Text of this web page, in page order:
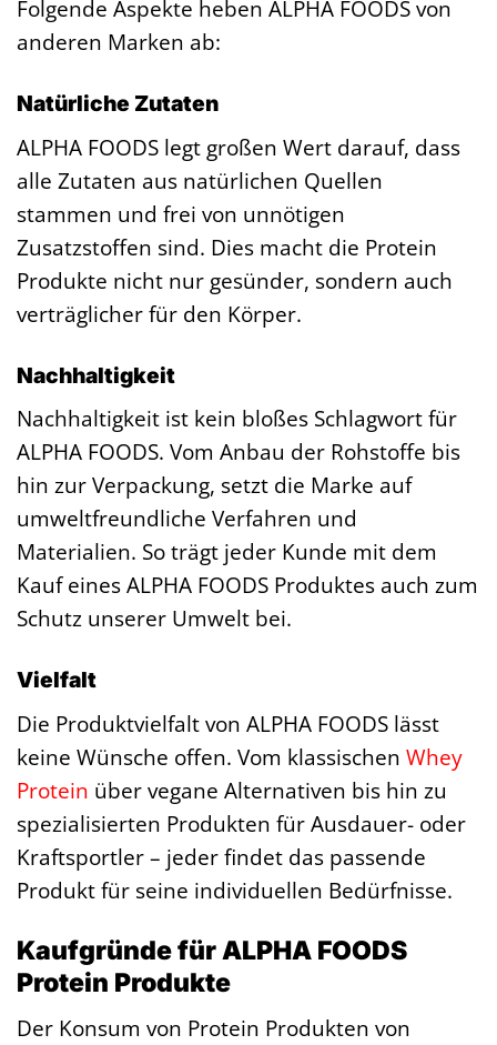
Folgende Aspekte heben ALPHA FOODS von
anderen Marken ab:
Natürliche Zutaten
ALPHA FOODS legt großen Wert darauf, dass
alle Zutaten aus natürlichen Quellen
stammen und frei von unnötigen
Zusatzstoffen sind. Dies macht die Protein
Produkte nicht nur gesünder, sondern auch
verträglicher für den Körper.
Nachhaltigkeit
Nachhaltigkeit ist kein bloßes Schlagwort für
ALPHA FOODS. Vom Anbau der Rohstoffe bis
hin zur Verpackung, setzt die Marke auf
umweltfreundliche Verfahren und
Materialien. So trägt jeder Kunde mit dem
Kauf eines ALPHA FOODS Produktes auch zum
Schutz unserer Umwelt bei.
Vielfalt
Die Produktvielfalt von ALPHA FOODS lässt
keine Wünsche offen. Vom klassischen Whey
Protein über vegane Alternativen bis hin zu
spezialisierten Produkten für Ausdauer- oder
Kraftsportler – jeder findet das passende
Produkt für seine individuellen Bedürfnisse.
Kaufgründe für ALPHA FOODS
Protein Produkte
Der Konsum von Protein Produkten von